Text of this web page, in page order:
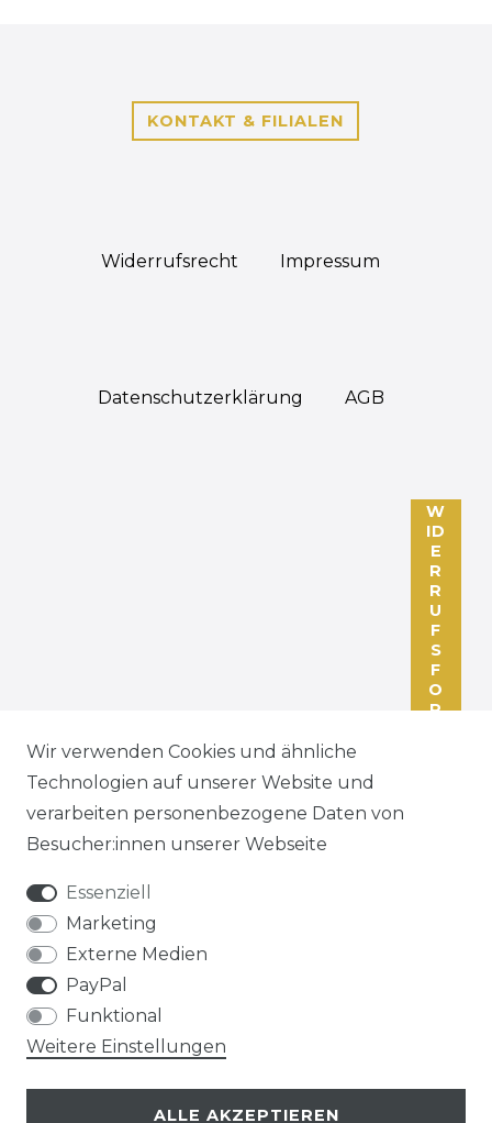
KONTAKT & FILIALEN
Widerrufs­recht Impressum
Daten­schutz­erklärung AGB
W
ID
E
R
R
U
F
S
F
O
R
ZAHLEN SIE BEQUEM PER
Wir verwenden Cookies und ähnliche
Technologien auf unserer Website und
verarbeiten personenbezogene Daten von
Besucher:innen unserer Webseite
Essenziell
Marketing
Externe Medien
PayPal
Funktional
Weitere Einstellungen
ALLE AKZEPTIEREN